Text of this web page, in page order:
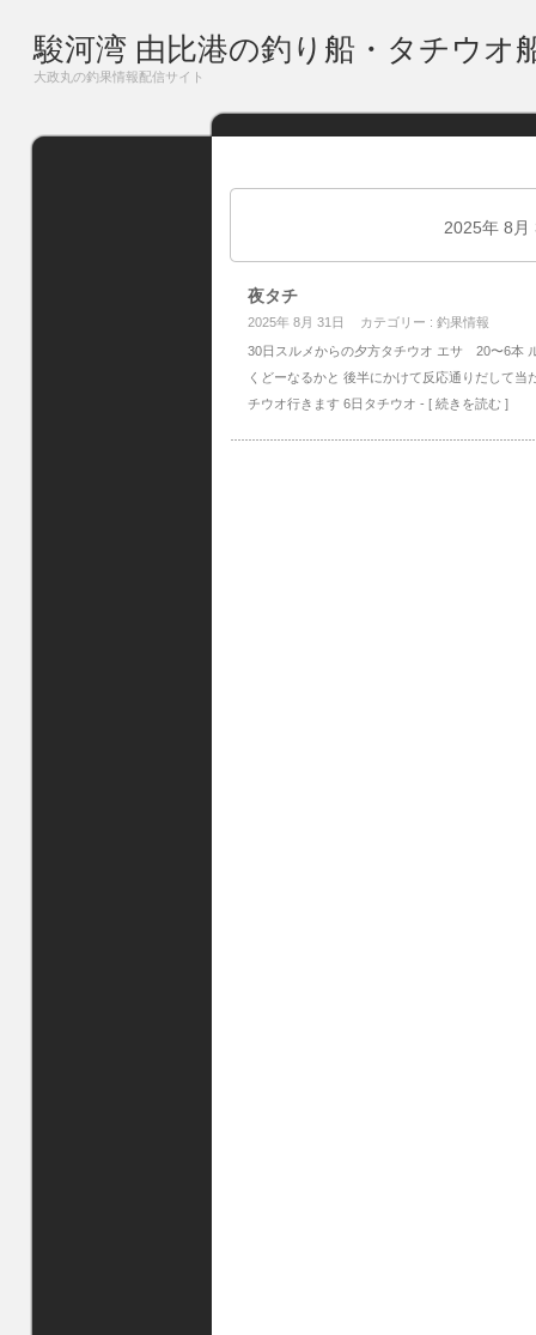
駿河湾 由比港の釣り船・タチウオ
大政丸の釣果情報配信サイト
2025年 8月
夜タチ
2025年 8月 31日 カテゴリー : 釣果情報
30日スルメからの夕方タチウオ エサ 20〜6本
くどーなるかと 後半にかけて反応通りだして
チウオ行きます 6日タチウオ - [ 続きを読む ]